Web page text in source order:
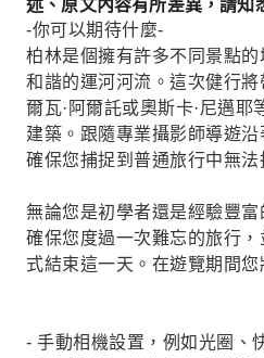
-你可以期待什麼-
柏林是個擁有許多不同景點
和諧的運河河流。這次健行
爾瓦·阿爾託或奧斯卡·尼邁耶
建築。跟隨專業攝影師導遊
確保您捕捉到普通旅行中無法
無論您是初學者還是經驗豐
確保您度過一次難忘的旅行
式結束這一天。在遊覽期間您
- 手動相機設置，例如光圈、